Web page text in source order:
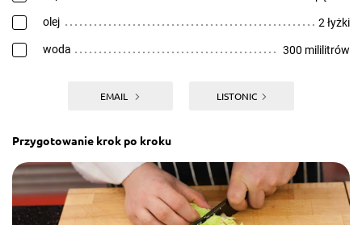
olej 2 łyżki
woda 300 mililitrów
EMAIL LISTONIC
Przygotowanie krok po kroku